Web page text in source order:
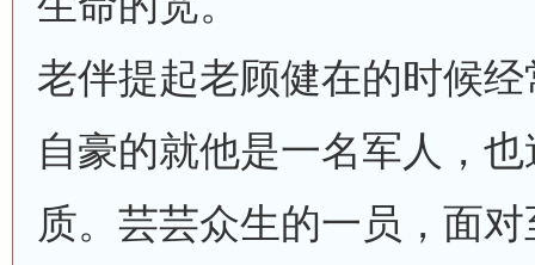
老伴提起老顾健在的时候
自豪的就他是一名军人，
质。芸芸众生的一员，面